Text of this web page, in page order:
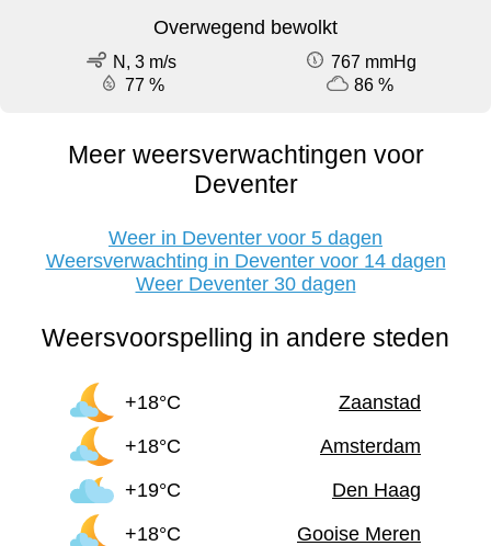
Overwegend bewolkt
N, 3 m/s
767 mmHg
77 %
86 %
Meer weersverwachtingen voor
Deventer
Weer in Deventer voor 5 dagen
Weersverwachting in Deventer voor 14 dagen
Weer Deventer 30 dagen
Weersvoorspelling in andere steden
+18°C
Zaanstad
+18°C
Amsterdam
+19°C
Den Haag
+18°C
Gooise Meren